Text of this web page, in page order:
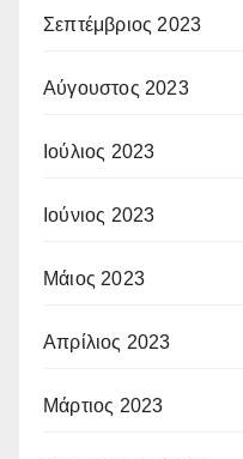
Σεπτέμβριος 2023
Αύγουστος 2023
Ιούλιος 2023
Ιούνιος 2023
Μάιος 2023
Απρίλιος 2023
Μάρτιος 2023